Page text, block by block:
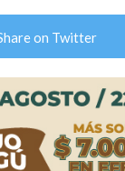
on Twitter